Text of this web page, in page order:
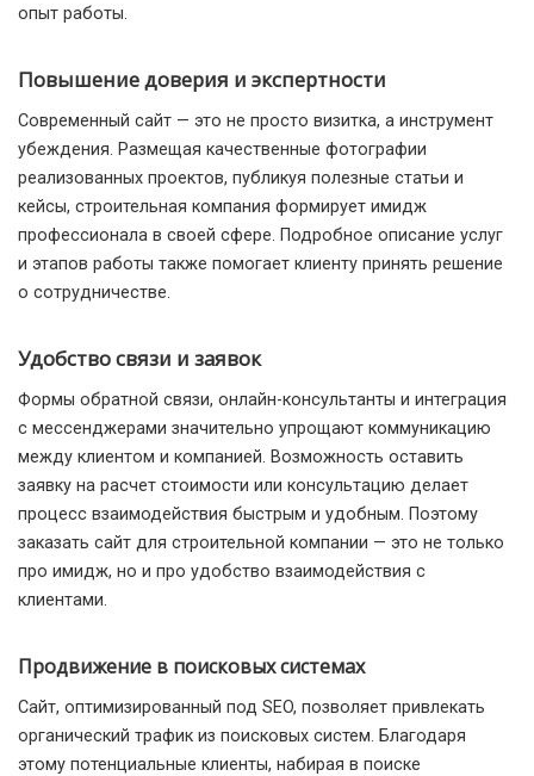
опыт работы.
Повышение доверия и экспертности
Современный сайт — это не просто визитка, а инструмент
убеждения. Размещая качественные фотографии
реализованных проектов, публикуя полезные статьи и
кейсы, строительная компания формирует имидж
профессионала в своей сфере. Подробное описание услуг
и этапов работы также помогает клиенту принять решение
о сотрудничестве.
Удобство связи и заявок
Формы обратной связи, онлайн-консультанты и интеграция
с мессенджерами значительно упрощают коммуникацию
между клиентом и компанией. Возможность оставить
заявку на расчет стоимости или консультацию делает
процесс взаимодействия быстрым и удобным. Поэтому
заказать сайт для строительной компании — это не только
про имидж, но и про удобство взаимодействия с
клиентами.
Продвижение в поисковых системах
Сайт, оптимизированный под SEO, позволяет привлекать
органический трафик из поисковых систем. Благодаря
этому потенциальные клиенты, набирая в поиске